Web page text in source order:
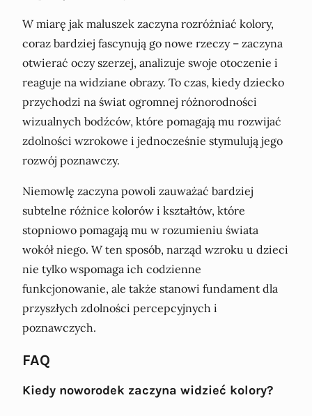
W miarę jak maluszek zaczyna rozróżniać kolory,
coraz bardziej fascynują go nowe rzeczy – zaczyna
otwierać oczy szerzej, analizuje swoje otoczenie i
reaguje na widziane obrazy. To czas, kiedy dziecko
przychodzi na świat ogromnej różnorodności
wizualnych bodźców, które pomagają mu rozwijać
zdolności wzrokowe i jednocześnie stymulują jego
rozwój poznawczy.
Niemowlę zaczyna powoli zauważać bardziej
subtelne różnice kolorów i kształtów, które
stopniowo pomagają mu w rozumieniu świata
wokół niego. W ten sposób, narząd wzroku u dzieci
nie tylko wspomaga ich codzienne
funkcjonowanie, ale także stanowi fundament dla
przyszłych zdolności percepcyjnych i
poznawczych.
FAQ
Kiedy noworodek zaczyna widzieć kolory?